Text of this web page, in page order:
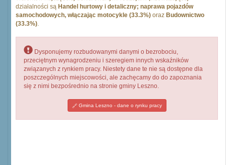
działalności są Handel hurtowy i detaliczny; naprawa pojazdów
samochodowych, włączając motocykle (33.3%) oraz Budownictwo
(33.3%).
Dysponujemy rozbudowanymi danymi o bezrobociu,
przeciętnym wynagrodzeniu i szeregiem innych wskaźników
związanych z rynkiem pracy. Niestety dane te nie są dostępne dla
poszczególnych miejscowości, ale zachęcamy do do zapoznania
się z nimi bezpośrednio na stronie gminy Leszno.
Gmina Leszno - dane o rynku pracy